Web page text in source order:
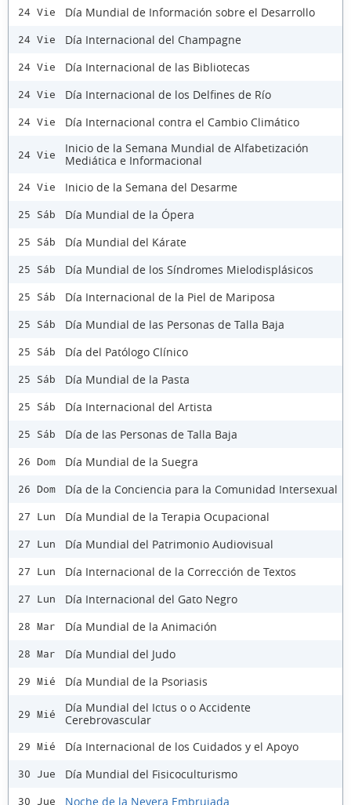
24 Vie Día Mundial de Información sobre el Desarrollo
24 Vie Día Internacional del Champagne
24 Vie Día Internacional de las Bibliotecas
24 Vie Día Internacional de los Delfines de Río
24 Vie Día Internacional contra el Cambio Climático
24 Vie
Inicio de la Semana Mundial de Alfabetización
Mediática e Informacional
24 Vie Inicio de la Semana del Desarme
25 Sáb Día Mundial de la Ópera
25 Sáb Día Mundial del Kárate
25 Sáb Día Mundial de los Síndromes Mielodisplásicos
25 Sáb Día Internacional de la Piel de Mariposa
25 Sáb Día Mundial de las Personas de Talla Baja
25 Sáb Día del Patólogo Clínico
25 Sáb Día Mundial de la Pasta
25 Sáb Día Internacional del Artista
25 Sáb Día de las Personas de Talla Baja
26 Dom Día Mundial de la Suegra
26 Dom Día de la Conciencia para la Comunidad Intersexual
27 Lun Día Mundial de la Terapia Ocupacional
27 Lun Día Mundial del Patrimonio Audiovisual
27 Lun Día Internacional de la Corrección de Textos
27 Lun Día Internacional del Gato Negro
28 Mar Día Mundial de la Animación
28 Mar Día Mundial del Judo
29 Mié Día Mundial de la Psoriasis
29 Mié
Día Mundial del Ictus o o Accidente
Cerebrovascular
29 Mié Día Internacional de los Cuidados y el Apoyo
30 Jue Día Mundial del Fisicoculturismo
30 Jue Noche de la Nevera Embrujada